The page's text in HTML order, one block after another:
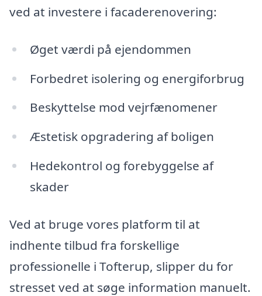
ved at investere i facaderenovering:
Øget værdi på ejendommen
Forbedret isolering og energiforbrug
Beskyttelse mod vejrfænomener
Æstetisk opgradering af boligen
Hedekontrol og forebyggelse af
skader
Ved at bruge vores platform til at
indhente tilbud fra forskellige
professionelle i Tofterup, slipper du for
stresset ved at søge information manuelt.